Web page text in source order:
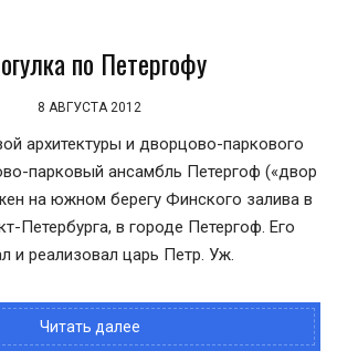
по Петергофу
8 АВГУСТА 2012
архитектуры и дворцово-паркового
парковый ансамбль Петергоф («двор
на южном берегу Финского залива в
Петербурга, в городе Петергоф. Его
и реализовал царь Петр. Уж.
Читать далее